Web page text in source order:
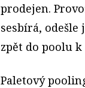
prodejen.
sesbírá,
zpět do poolu
Paletový